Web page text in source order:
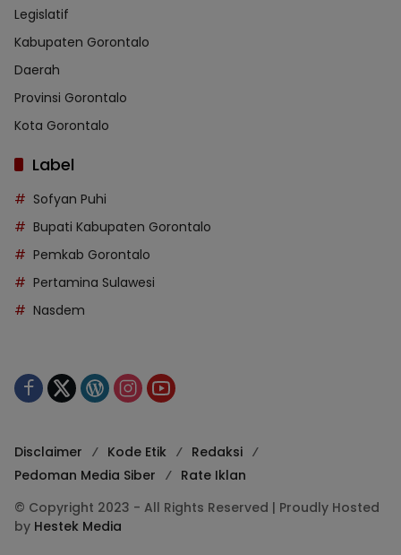
Legislatif
Kabupaten Gorontalo
Daerah
Provinsi Gorontalo
Kota Gorontalo
Label
Sofyan Puhi
Bupati Kabupaten Gorontalo
Pemkab Gorontalo
Pertamina Sulawesi
Nasdem
Disclaimer Kode Etik
Redaksi
Pedoman Media Siber
Rate Iklan
© Copyright 2023 - All Rights Reserved | Proudly Hosted
by Hestek Media